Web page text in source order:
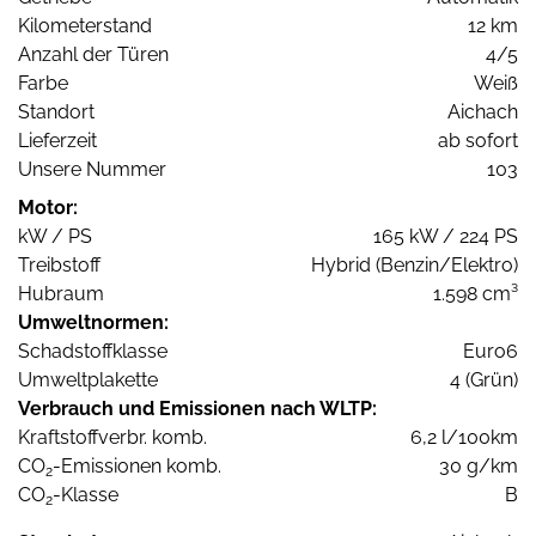
Kilometerstand
12 km
Anzahl der Türen
4/5
Farbe
Weiß
Standort
Aichach
Lieferzeit
ab sofort
Unsere Nummer
103
Motor:
kW / PS
165 kW / 224 PS
Treibstoff
Hybrid (Benzin/Elektro)
Hubraum
1.598 cm³
Umweltnormen:
Schadstoffklasse
Euro6
Umweltplakette
4 (Grün)
Verbrauch und Emissionen nach WLTP:
Kraftstoffverbr. komb.
6,2 l/100km
CO2-Emissionen komb.
30 g/km
CO2-Klasse B